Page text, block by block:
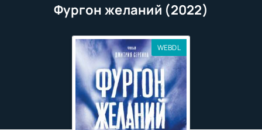
Фургон желаний (2022)
WEBDL